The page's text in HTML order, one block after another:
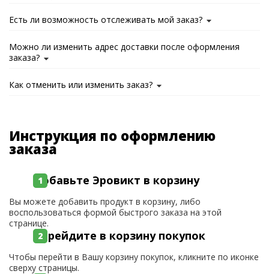
Есть ли возможность отслеживать мой заказ?
Можно ли изменить адрес доставки после оформления
заказа?
Как отменить или изменить заказ?
Инструкция по оформлению
заказа
Добавьте Эровикт в корзину
Вы можете добавить продукт в корзину, либо
воспользоваться формой быстрого заказа на этой
странице.
Перейдите в корзину покупок
Чтобы перейти в Вашу корзину покупок, кликните по иконке
сверху страницы.